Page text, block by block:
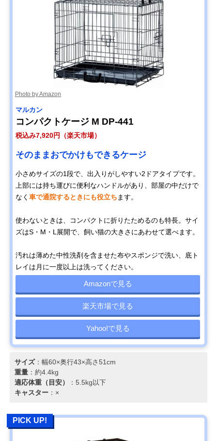
Photo by Amazon
マルカン
コンパクトケージ M DP-441
税込み7,920円（楽天市場）
そのままおでかけもできるケージ
小さめサイズの1段で、出入りがしやすい2ドアタイプです。
上部には持ち運びに便利なハンドルがあり、部屋の中だけで
なく 車で通院するときにも役立ちます。
使わないときは、コンパクトに折りたためるのも特長。サイ
ズはS・M・L展開で、飼い猫の大きさにあわせて選べます。
汚れは薄めた中性洗剤を含ませた布やスポンジで洗い、底ト
レイは月に一度以上は洗ってください。
Amazonで見る
楽天市場で見る
Yahoo!で見る
サイズ：幅60×奥行43×高さ51cm
重量 ：約4.4kg
適応体重（目安）
：5.5kg以下
キャスター ：×
PICK UP!